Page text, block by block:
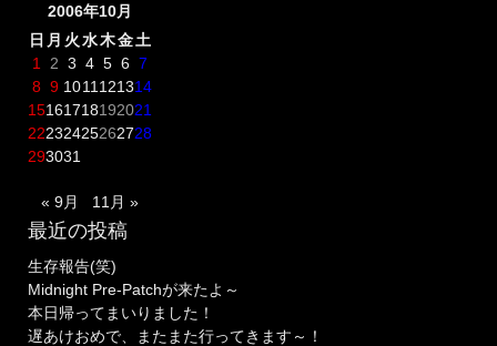
2006年10月
日 月 火水木金土
1
2 3 4 5 6 7
8 9 1011 121314
15161718192021
22232425262728
293031
« 9月 11月 »
最近の投稿
生存報告(笑)
Midnight Pre-Patchが来たよ～
本日帰ってまいりました！
遅あけおめで、またまた行ってきます～！